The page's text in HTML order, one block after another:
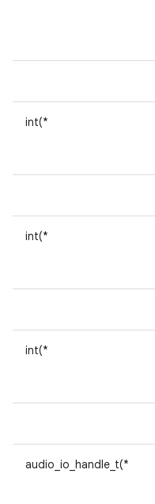
int(*
int(*
int(*
audio_io_handle_t(*